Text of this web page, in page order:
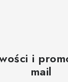
i
mail